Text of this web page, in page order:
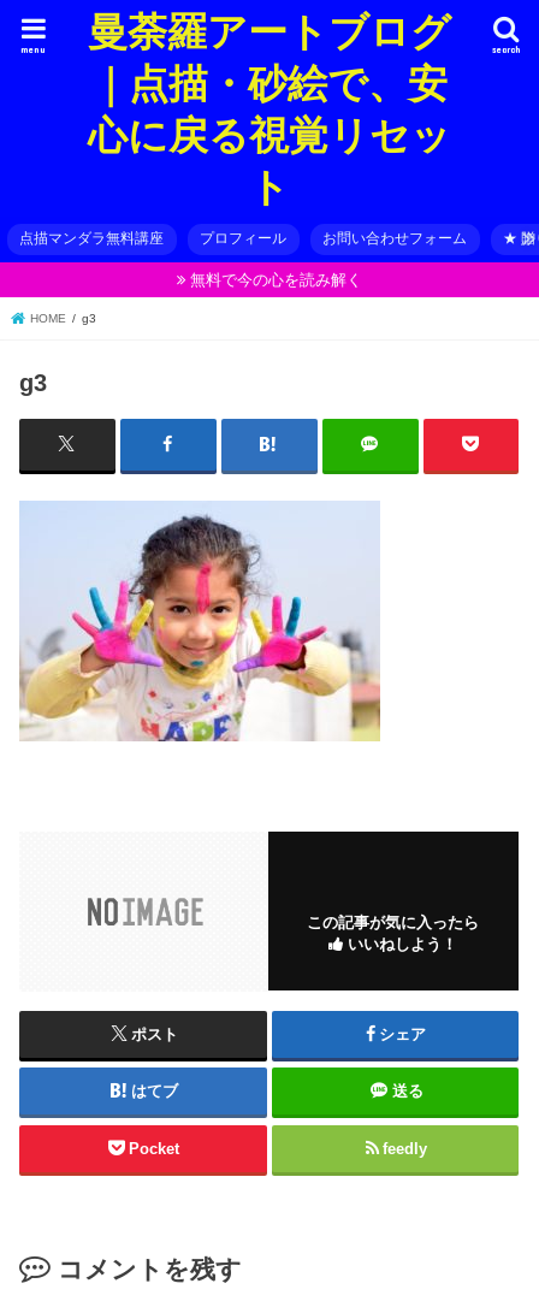
曼荼羅アートブログ
｜点描・砂絵で、安
心に戻る視覚リセッ
ト
search
menu
点描マンダラ無料講座 プロフィール お問い合わせフォーム ★ 贈
無料で今の心を読み解く
HOME g3
g3
この記事が気に入ったら
いいねしよう！
ポスト シェア
はてブ 送る
Pocket feedly
コメントを残す